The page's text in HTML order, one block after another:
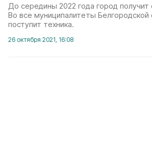
До середины 2022 года город получит
Во все муниципалитеты Белгородской
поступит техника.
26 октября 2021, 16:08